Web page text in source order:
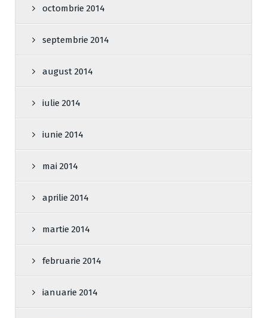
octombrie 2014
septembrie 2014
august 2014
iulie 2014
iunie 2014
mai 2014
aprilie 2014
martie 2014
februarie 2014
ianuarie 2014